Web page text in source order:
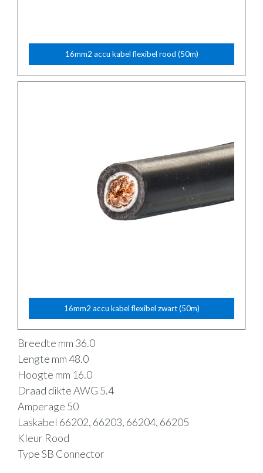
16mm2 accu kabel flexibel rood (50m)
16mm2 accu kabel flexibel zwart (50m)
Breedte mm 36.0
Lengte mm 48.0
Hoogte mm 16.0
Draad dikte AWG 5.4
Amperage 50
Laskabel 66202, 66203, 66204, 66205
Kleur Rood
Type SB Connector